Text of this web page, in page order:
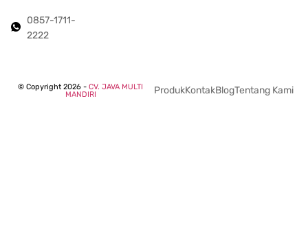
0857-1711-
2222
© Copyright 2026 - CV. JAVA MULTI
MANDIRI
ProdukKontakBlogTentang Kami